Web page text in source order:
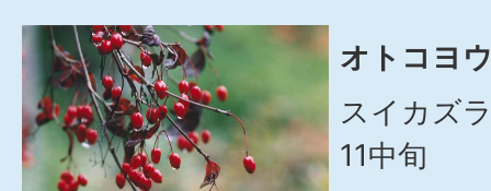
オトコヨ
スイカズ
11中旬